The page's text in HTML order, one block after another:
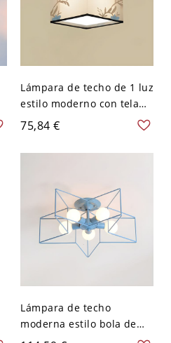
Lámpara de techo de 1 luz
estilo moderno con tela
para iluminación de sala
de estar - Blanco-azul 110
A 120 V Cuadrado
75,84 €
Lámpara de techo
moderna estilo bola de
metal con múltiples luces